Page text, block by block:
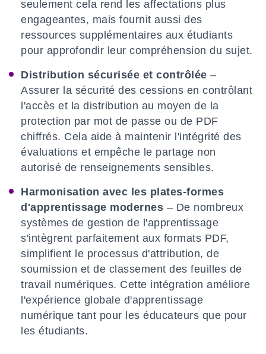
seulement cela rend les affectations plus
engageantes, mais fournit aussi des
ressources supplémentaires aux étudiants
pour approfondir leur compréhension du sujet.
Distribution sécurisée et contrôlée –
Assurer la sécurité des cessions en contrôlant
l'accès et la distribution au moyen de la
protection par mot de passe ou de PDF
chiffrés. Cela aide à maintenir l'intégrité des
évaluations et empêche le partage non
autorisé de renseignements sensibles.
Harmonisation avec les plates-formes
d'apprentissage modernes – De nombreux
systèmes de gestion de l'apprentissage
s'intègrent parfaitement aux formats PDF,
simplifient le processus d'attribution, de
soumission et de classement des feuilles de
travail numériques. Cette intégration améliore
l'expérience globale d'apprentissage
numérique tant pour les éducateurs que pour
les étudiants.